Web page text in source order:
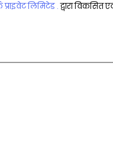
लिमिटेड .द्वारा विकसित